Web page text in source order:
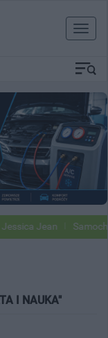
Toggle
Jean
I NAUKA"